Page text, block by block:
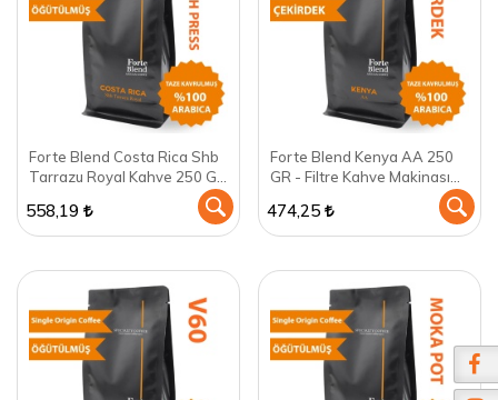
Forte Blend Costa Rica Shb
Tarrazu Royal Kahve 250 GR
öğütülmüş
558,19
Forte Blend Kenya AA 250
GR - Filtre Kahve Makinası
474,25